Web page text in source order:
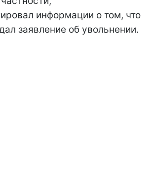
информации о том, что
заявление об увольнении.